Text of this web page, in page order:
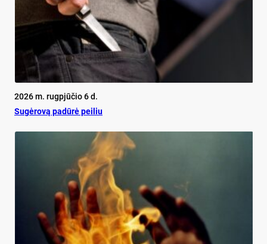
2026 m. rugpjūčio 6 d.
Su­gė­ro­vą pa­dū­rė pei­liu